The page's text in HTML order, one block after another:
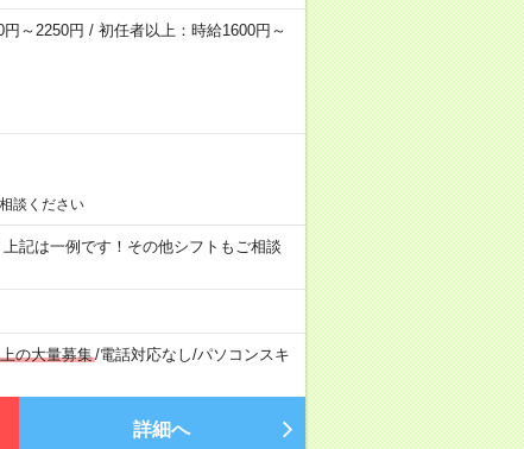
～2250円 / 初任者以上：時給1600円～
談ください
記は一例です！その他シフトもご相談
の大量募集/電話対応なし/パソコンスキ
詳細へ